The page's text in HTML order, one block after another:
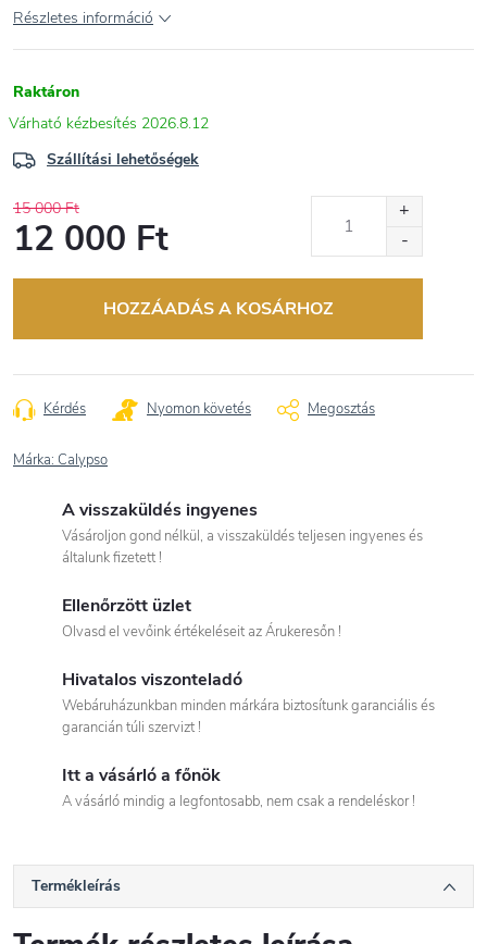
Részletes információ
Raktáron
2026.8.12
Szállítási lehetőségek
15 000 Ft
12 000 Ft
HOZZÁADÁS A KOSÁRHOZ
Kérdés Nyomon követés Megosztás
Márka: Calypso
A visszaküldés ingyenes
Vásároljon gond nélkül, a visszaküldés teljesen ingyenes és
általunk fizetett !
Ellenőrzött üzlet
Olvasd el vevőink értékeléseit az Árukeresőn !
Hivatalos viszonteladó
Webáruházunkban minden márkára biztosítunk garanciális és
garancián túli szervizt !
Itt a vásárló a főnök
A vásárló mindig a legfontosabb, nem csak a rendeléskor !
Termékleírás